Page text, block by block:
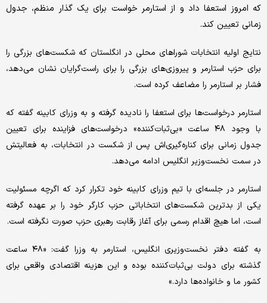
که امروز استعفا داد و از استارمر خواست برای یک گذار منظم، جدول
زمانی تعیین کند.
نتایج اولیه انتخابات شوراهای محلی در انگلستان که شکست‌های بزرگی را
برای حزب استارمر و پیروزی‌های بزرگی را برای راست‌گرایان نشان می‌دهد،
فشار بر استارمر را مضاعف کرده است.
استارمر درخواست‌ها برای استعفا را نادیده گرفته و به وزرای کابینه گفته که
با وجود ۴۸ ساعت «بی‌ثبات‌کننده» درخواست‌های فزاینده برای تعیین
جدول زمانی برای کناره‌گیری‌اش پس از شکست در انتخابات، به فعالیتش
در سمت نخست‌وزیر انگلیس ادامه می‌دهد.
استارمر در جلسه‌ای با تیم وزرای کابینه خود تکرار کرد که اگرچه مسئولیت
یکی از بدترین شکست‌های انتخاباتی حزب کارگر خود را بر عهده گرفته
است، اما هیچ اقدام رسمی برای آغاز رقابت رهبری حزب صورت نگرفته است.
به گفته دفتر نخست‌وزیری انگلیس، استارمر به وزرا گفت: «۴۸ ساعت
گذشته برای دولت بی‌ثبات‌کننده بوده و این هزینه اقتصادی واقعی برای
کشور ما و خانواده‌ها دارد.»